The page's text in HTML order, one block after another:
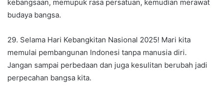
kebangsaan, memupuk rasa persatuan, kemudian merawat
budaya bangsa.
29. Selama Hari Kebangkitan Nasional 2025! Mari kita
memulai pembangunan Indonesi tanpa manusia diri.
Jangan sampai perbedaan dan juga kesulitan berubah jadi
perpecahan bangsa kita.